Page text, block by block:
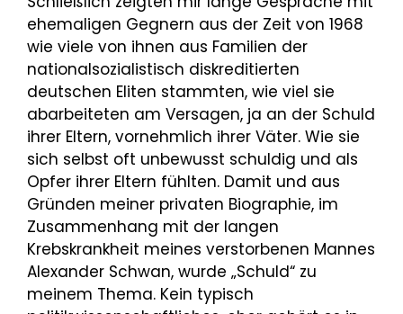
ehemaligen Gegnern aus der Zeit von 1968
wie viele von ihnen aus Familien der
nationalsozialistisch diskreditierten
deutschen Eliten stammten, wie viel sie
abarbeiteten am Versagen, ja an der Schuld
ihrer Eltern, vornehmlich ihrer Väter. Wie sie
sich selbst oft unbewusst schuldig und als
Opfer ihrer Eltern fühlten. Damit und aus
Gründen meiner privaten Biographie, im
Zusammenhang mit der langen
Krebskrankheit meines verstorbenen Mannes
Alexander Schwan, wurde „Schuld“ zu
meinem Thema. Kein typisch